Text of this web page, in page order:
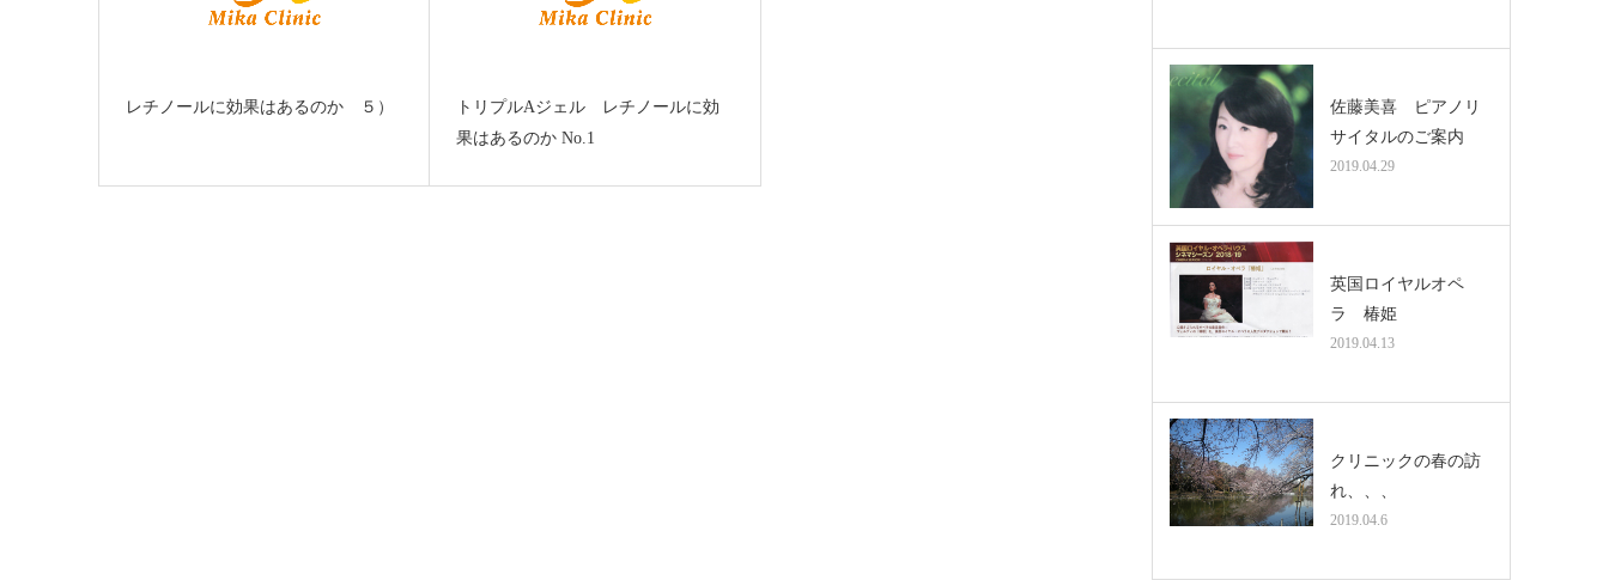
レチノールに効果はあるのか ５）
トリプルAジェル レチノールに効
果はあるのか No.1
佐藤美喜 ピアノリ
サイタルのご案内
2019.04.29
英国ロイヤルオペ
ラ 椿姫
2019.04.13
クリニックの春の訪
れ、、、
2019.04.6